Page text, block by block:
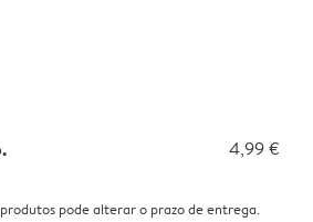
4,99 €
pode alterar o prazo de entrega.